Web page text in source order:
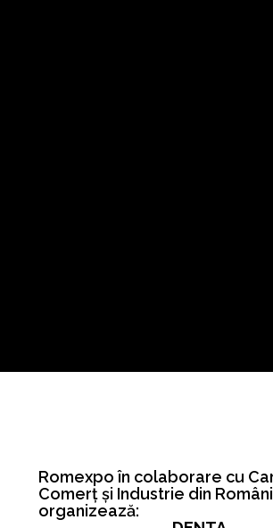
Romexpo în colaborare cu
Comerț și Industrie din
organizează: